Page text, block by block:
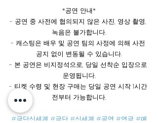
*공연 안내*
- 공연 중 사전에 협의되지 않은 사진, 영상 촬영,
녹음은 불가합니다.
- 캐스팅은 배우 및 공연 팀의 사정에 의해 사전
공지 없이 변동될 수 있습니다.
- 본 공연은 비지정석으로, 당일 선착순 입장으로
운영됩니다.
- 티켓 수령 및 현장 구매는 당일 공연 시작 1시간
전부터 가능합니다.
#극단신세계 #극단 #신세계 #공연 #연극 #예